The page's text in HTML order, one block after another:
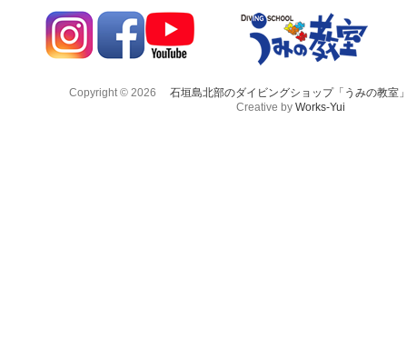
Copyright © 2026
石垣島北部のダイビングショップ「うみの教室
Creative by Works-Yui